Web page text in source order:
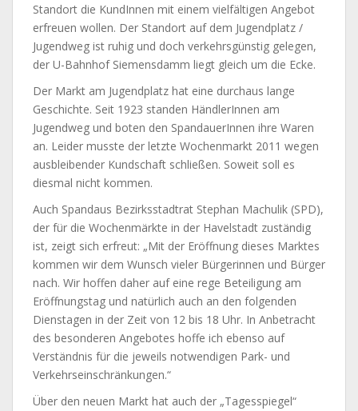
Standort die KundInnen mit einem vielfältigen Angebot
erfreuen wollen. Der Standort auf dem Jugendplatz /
Jugendweg ist ruhig und doch verkehrsgünstig gelegen,
der U-Bahnhof Siemensdamm liegt gleich um die Ecke.
Der Markt am Jugendplatz hat eine durchaus lange
Geschichte. Seit 1923 standen HändlerInnen am
Jugendweg und boten den SpandauerInnen ihre Waren
an. Leider musste der letzte Wochenmarkt 2011 wegen
ausbleibender Kundschaft schließen. Soweit soll es
diesmal nicht kommen.
Auch Spandaus Bezirksstadtrat Stephan Machulik (SPD),
der für die Wochenmärkte in der Havelstadt zuständig
ist, zeigt sich erfreut: „Mit der Eröffnung dieses Marktes
kommen wir dem Wunsch vieler Bürgerinnen und Bürger
nach. Wir hoffen daher auf eine rege Beteiligung am
Eröffnungstag und natürlich auch an den folgenden
Dienstagen in der Zeit von 12 bis 18 Uhr. In Anbetracht
des besonderen Angebotes hoffe ich ebenso auf
Verständnis für die jeweils notwendigen Park- und
Verkehrseinschränkungen.“
Über den neuen Markt hat auch der „Tagesspiegel“